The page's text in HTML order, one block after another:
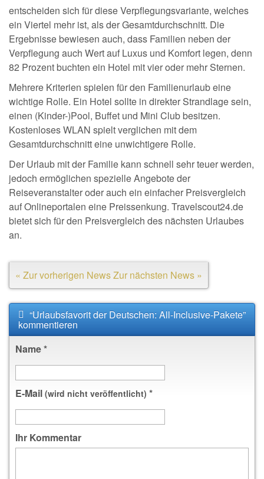
entscheiden sich für diese Verpflegungsvariante, welches
ein Viertel mehr ist, als der Gesamtdurchschnitt. Die
Ergebnisse bewiesen auch, dass Familien neben der
Verpflegung auch Wert auf Luxus und Komfort legen, denn
82 Prozent buchten ein Hotel mit vier oder mehr Sternen.
Mehrere Kriterien spielen für den Familienurlaub eine
wichtige Rolle. Ein Hotel sollte in direkter Strandlage sein,
einen (Kinder-)Pool, Buffet und Mini Club besitzen.
Kostenloses WLAN spielt verglichen mit dem
Gesamtdurchschnitt eine unwichtigere Rolle.
Der Urlaub mit der Familie kann schnell sehr teuer werden,
jedoch ermöglichen spezielle Angebote der
Reiseveranstalter oder auch ein einfacher Preisvergleich
auf Onlineportalen eine Preissenkung. Travelscout24.de
bietet sich für den Preisvergleich des nächsten Urlaubes
an.
« Zur vorherigen NewsZur nächsten News »
“Urlaubsfavorit der Deutschen: All-Inclusive-Pakete”
kommentieren
Name*
E-Mail (wird nicht veröffentlicht) *
Ihr Kommentar